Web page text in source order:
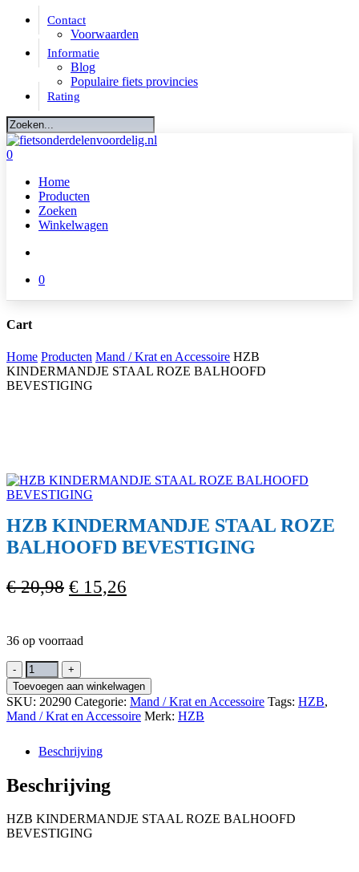
Skip
Contact
Voorwaarden
Informatie
Blog
Populaire fiets provincies
Rating
Close
Search
account
0
Home
Producten
Zoeken
Winkelwagen
0
Cart
Close
Cart
Home Producten Mand / Krat en Accessoire HZB
KINDERMANDJE STAAL ROZE BALHOOFD
BEVESTIGING
HZB KINDERMANDJE STAAL ROZE
BALHOOFD BEVESTIGING
€20,98 Oorspronkelijke
€ 20,98.
€ 15,26
36 op voorraad
HZB
KINDERMANDJE
STAAL
ROZE
BALHOOFD
aantal
Toevoegen aan winkelwagen
SKU: 20290 Categorie: Mand / Krat en Accessoire Tags: HZB,
Mand / Krat en Accessoire Merk: HZB
Beschrijving
Beschrijving
HZB KINDERMANDJE STAAL ROZE BALHOOFD
BEVESTIGING